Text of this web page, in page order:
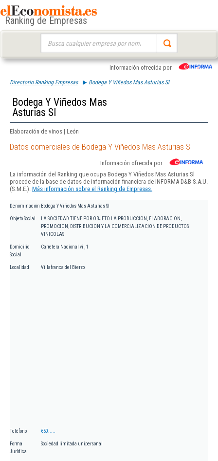
Ranking de Empresas
Información ofrecida por
Directorio Ranking Empresas Bodega Y Viñedos Mas Asturias Sl
Bodega Y Viñedos Mas
Asturias Sl
Elaboración de vinos | León
Datos comerciales de Bodega Y Viñedos Mas Asturias Sl
Información ofrecida por
La información del Ranking que ocupa Bodega Y Viñedos Mas Asturias Sl
procede de la base de datos de información financiera de INFORMA D&B S.A.U.
(S.M.E.). Más información sobre el Ranking de Empresas.
Denominación Bodega Y Viñedos Mas Asturias Sl
Objeto Social
LA SOCIEDAD TIENE POR OBJETO LA PRODUCCION, ELABORACION,
PROMOCION, DISTRIBUCION Y LA COMERCIALIZACION DE PRODUCTOS
VINICOLAS
Domicilio
Social
Carretera Nacional vi , 1
Localidad Villafranca del Bierzo
Teléfono 650.....
Forma
Jurídica
Sociedad limitada unipersonal